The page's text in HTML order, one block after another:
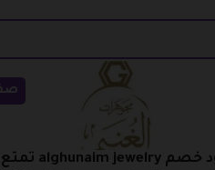
كود خصم alghunaim jewelry تمتع